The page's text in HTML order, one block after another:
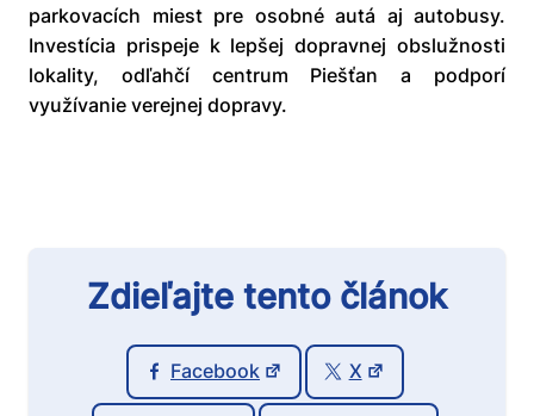
parkovacích miest pre osobné autá aj autobusy.
Investícia prispeje k lepšej dopravnej obslužnosti
lokality, odľahčí centrum Piešťan a podporí
využívanie verejnej dopravy.
Zdieľajte tento článok
Facebook X